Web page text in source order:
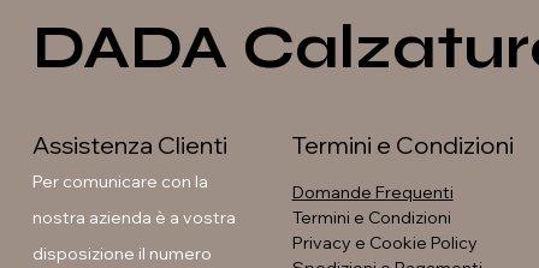
GALIA - Sneakers platform Soleil - Stivali con fibbia
GAVI - Anfibi con suola Soleil - Stivali flat con fibbia
DADA
Assistenza Clienti
Per comunicare con la
nostra azienda è a vostra
disposizione il numero
Termini e Condizioni
Domande Frequenti
Termini e Condizioni
Privacy e Cookie Policy